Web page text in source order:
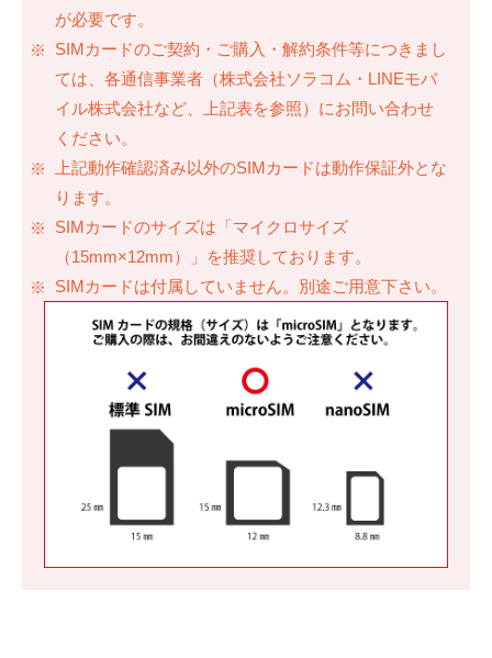
が必要です。
SIMカードのご契約・ご購入・解約条件等につきまし
ては、各通信事業者（株式会社ソラコム・LINEモバ
イル株式会社など、上記表を参照）にお問い合わせ
ください。
上記動作確認済み以外のSIMカードは動作保証外とな
ります。
SIMカードのサイズは「マイクロサイズ
（15mm×12mm）」を推奨しております。
SIMカードは付属していません。別途ご用意下さい。